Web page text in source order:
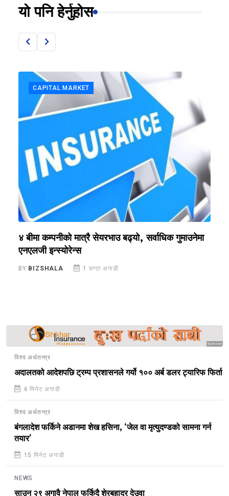
यो पनि हेर्नुहोस
CAPITAL MARKET
४ बीमा कम्पनीको मात्रै सेयरभाउ बढ्यो, सर्वाधिक गुमाउनेमा
एनएलजी इन्स्योरेन्स
BY BIZSHALA 1 घण्टा अगाडी
Sponsored
विश्व अर्थतन्त्र
अदालतको आदेशपछि ट्रम्प प्रशासनले गर्यो १०० अर्ब डलर ट्यारिफ फिर्ता
6 मिनेट अगाडी
विश्व अर्थतन्त्र
बंगलादेश फर्किने अडानमा शेख हसिना, ‘जेल वा मृत्युदण्डको सामना गर्न
तयार’
15 मिनेट अगाडी
NEWS
साउन २९ अगावै नेपाल फर्किदै शेरबहादुर देउवा